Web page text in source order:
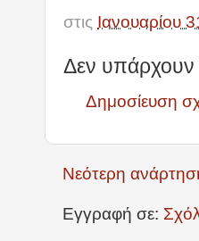
στις Ιανουαρίου
Δεν υπάρχουν
Δημοσίευση
Νεότερη
Εγγραφή σε: